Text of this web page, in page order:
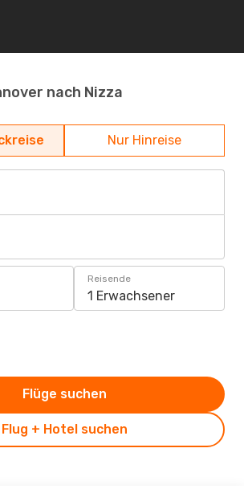
nach Nizza
Nur Hinreise
Reisende
1 Erwachsener
Flug + Hotel suchen
Flüge suchen